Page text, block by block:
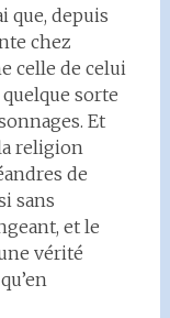
que, depuis
chez
celle de celui
sorte
Et
religion
de
sans
et le
vérité